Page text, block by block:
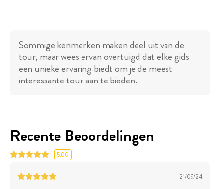
Sommige kenmerken maken deel uit van de
tour, maar wees ervan overtuigd dat elke gids
een unieke ervaring biedt om je de meest
interessante tour aan te bieden.
Recente Beoordelingen
5.00
21/09/24